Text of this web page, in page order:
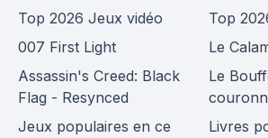
Top 2026 Jeux vidéo
007 First Light
Assassin's Creed: Black
Flag - Resynced
Jeux populaires en ce
Top
Le
Le
Livres